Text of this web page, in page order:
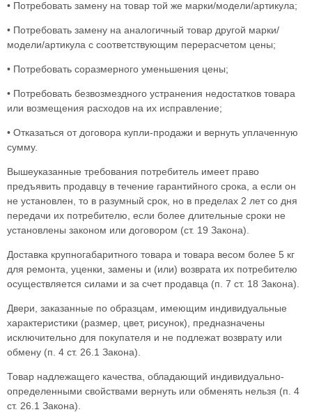
• Потребовать замену на товар той же марки/модели/артикула;
• Потребовать замену на аналогичный товар другой марки/
модели/артикула с соответствующим перерасчетом цены;
• Потребовать соразмерного уменьшения цены;
• Потребовать безвозмездного устранения недостатков товара
или возмещения расходов на их исправление;
• Отказаться от договора купли-продажи и вернуть уплаченную
сумму.
Вышеуказанные требования потребитель имеет право
предъявить продавцу в течение гарантийного срока, а если он
не установлен, то в разумный срок, но в пределах 2 лет со дня
передачи их потребителю, если более длительные сроки не
установлены законом или договором (ст. 19 Закона).
Доставка крупногабаритного товара и товара весом более 5 кг
для ремонта, уценки, замены и (или) возврата их потребителю
осуществляется силами и за счет продавца (п. 7 ст. 18 Закона).
Двери, заказанные по образцам, имеющим индивидуальные
характеристики (размер, цвет, рисунок), предназначены
исключительно для покупателя и не подлежат возврату или
обмену (п. 4 ст. 26.1 Закона).
Товар надлежащего качества, обладающий индивидуально-
определенными свойствами вернуть или обменять нельзя (п. 4
ст. 26.1 Закона).